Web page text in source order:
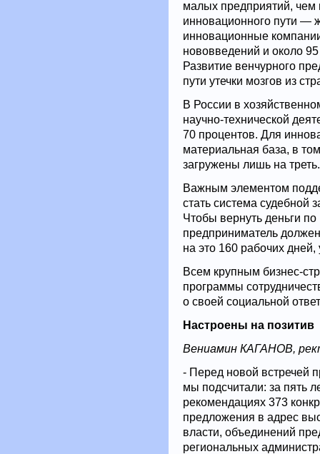
малых предприятий, чем
инновационного пути —
инновационные
нововведений и около
Развитие венчурного
пути утечки мозгов из
В России в
научно-технической
70 процентов. Для
материальная база, в
загружены лишь на треть.
Важным элементом
стать система судебной
Чтобы вернуть деньги
предприниматель
на это 160 рабочих дней,
Всем крупным бизнес-
программы
о своей социальной
Настроены на позитив
Вениамин КАГАНОВ,
- Перед новой встречей
мы подсчитали: за пять
рекомендациях 373
предложения в адрес
власти, объединений
региональных